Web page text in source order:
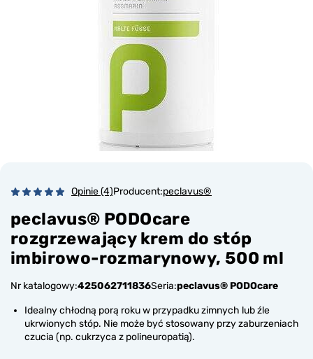
Opinie (4)Producent:peclavus®
peclavus® PODOcare
rozgrzewający krem do stóp
imbirowo-rozmarynowy, 500 ml
Nr katalogowy:425062711836Seria:peclavus® PODOcare
Idealny chłodną porą roku w przypadku zimnych lub źle
ukrwionych stóp. Nie może być stosowany przy zaburzeniach
czucia (np. cukrzyca z polineuropatią).